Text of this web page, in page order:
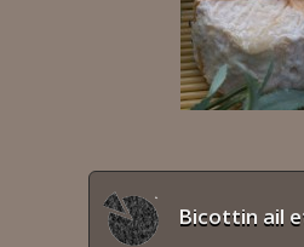
Bicottin ail